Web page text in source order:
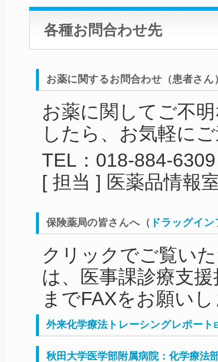
各種お問合わせ先
お薬に関するお問合わせ（患者さん
お薬に関してご不
したら、お気軽に
TEL：018-884-6309
[ 担当 ] 医薬品情報
保険薬局の皆さんへ（ ドラッグイ
クリックでご覧い
は、医事課診療支
までFAXをお願い
外来化学療法トレーシングレポート
秋田大学医学部附属病院：化学療法